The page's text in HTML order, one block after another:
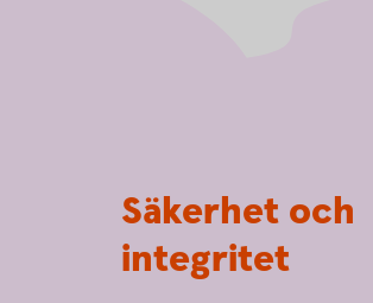
Säkerhet och
integritet